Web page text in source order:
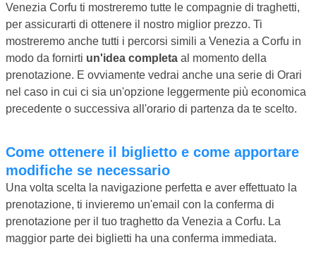
Venezia Corfu ti mostreremo tutte le compagnie di traghetti,
per assicurarti di ottenere il nostro miglior prezzo. Ti
mostreremo anche tutti i percorsi simili a Venezia a Corfu in
modo da fornirti un'idea completa al momento della
prenotazione. E ovviamente vedrai anche una serie di Orari
nel caso in cui ci sia un'opzione leggermente più economica
precedente o successiva all'orario di partenza da te scelto.
Come ottenere il biglietto e come apportare
modifiche se necessario
Una volta scelta la navigazione perfetta e aver effettuato la
prenotazione, ti invieremo un'email con la conferma di
prenotazione per il tuo traghetto da Venezia a Corfu. La
maggior parte dei biglietti ha una conferma immediata.